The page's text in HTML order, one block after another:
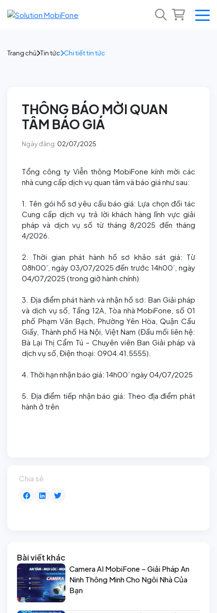
Trang chủ Tin tức Chi tiết tin tức
THÔNG BÁO MỜI QUAN
TÂM BÁO GIÁ
Ngày đăng: 02/07/2025
Tổng công ty Viễn thông MobiFone kính mời các
nhà cung cấp dịch vụ quan tâm và báo giá như sau:
1. Tên gói hồ sơ yêu cầu báo giá: Lựa chọn đối tác
Cung cấp dịch vụ trả lời khách hàng lĩnh vực giải
pháp và dịch vụ số từ tháng 8/2025 đến tháng
4/2026.
2. Thời gian phát hành hồ sơ khảo sát giá: Từ
08h00’, ngày 03/07/2025 đến trước 14h00’, ngày
04/07/2025 (trong giờ hành chính)
3. Địa điểm phát hành và nhận hồ sơ: Ban Giải pháp
và dịch vụ số, Tầng 12A, Tòa nhà MobiFone, số 01
phố Phạm Văn Bạch, Phường Yên Hòa, Quận Cầu
Giấy, Thành phố Hà Nội, Việt Nam (Đầu mối liên hệ:
Bà Lại Thị Cẩm Tú – Chuyên viên Ban Giải pháp và
dịch vụ số, Điện thoại: 0904.41.5555).
4. Thời hạn nhận báo giá: 14h00’ ngày 04/07/2025
5. Địa điểm tiếp nhận báo giá: Theo địa điểm phát
hành ở trên
Chia sẻ
Bài viết khác
Camera AI MobiFone – Giải Pháp An
Ninh Thông Minh Cho Ngôi Nhà Của
Bạn